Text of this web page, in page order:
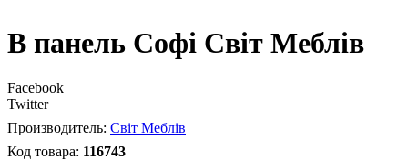
В панель Софі Світ Меблів
Facebook
Twitter
Світ Меблів
116743